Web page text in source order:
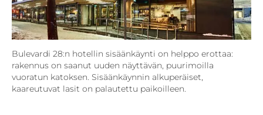
Bulevardi 28:n hotellin sisäänkäynti on helppo erottaa:
rakennus on saanut uuden näyttävän, puurimoilla
vuoratun katoksen. Sisäänkäynnin alkuperäiset,
kaareutuvat lasit on palautettu paikoilleen.